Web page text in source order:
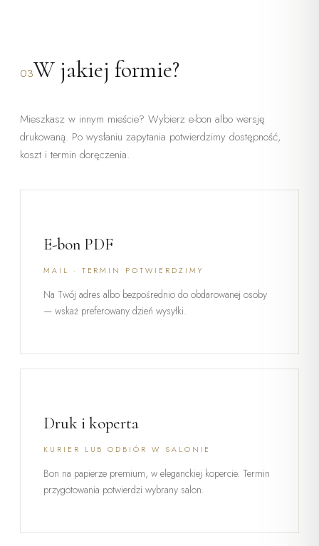
03W jakiej formie?
Mieszkasz w innym mieście? Wybierz e-bon albo wersję
drukowaną. Po wysłaniu zapytania potwierdzimy dostępność,
koszt i termin doręczenia.
E-bon PDF
MAIL · TERMIN POTWIERDZIMY
Na Twój adres albo bezpośrednio do obdarowanej osoby
— wskaż preferowany dzień wysyłki.
Druk i koperta
KURIER LUB ODBIÓR W SALONIE
Bon na papierze premium, w eleganckiej kopercie. Termin
przygotowania potwierdzi wybrany salon.